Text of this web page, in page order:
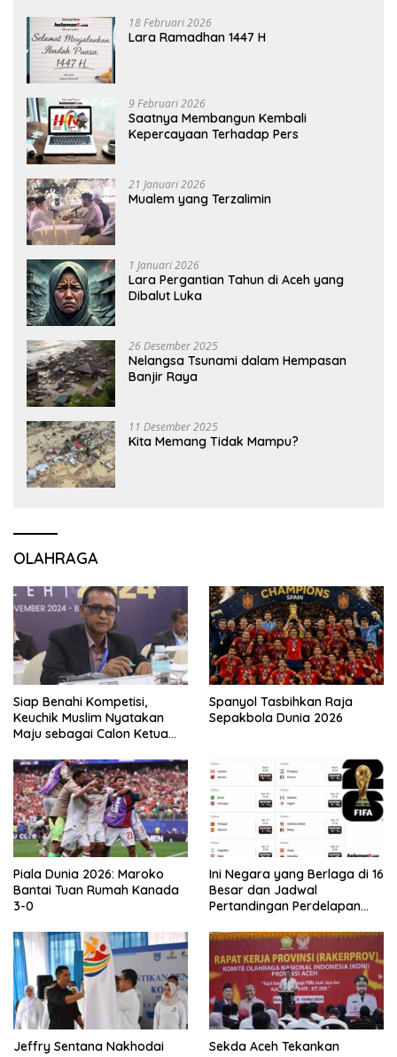
18 Februari 2026
Lara Ramadhan 1447 H
9 Februari 2026
Saatnya Membangun Kembali
Kepercayaan Terhadap Pers
21 Januari 2026
Mualem yang Terzalimin
1 Januari 2026
Lara Pergantian Tahun di Aceh yang
Dibalut Luka
26 Desember 2025
Nelangsa Tsunami dalam Hempasan
Banjir Raya
11 Desember 2025
Kita Memang Tidak Mampu?
OLAHRAGA
Siap Benahi Kompetisi,
Keuchik Muslim Nyatakan
Maju sebagai Calon Ketua
Spanyol Tasbihkan Raja
Sepakbola Dunia 2026
Piala Dunia 2026: Maroko
Bantai Tuan Rumah Kanada
3-0
Ini Negara yang Berlaga di 16
Besar dan Jadwal
Pertandingan Perdelapan
Jeffry Sentana Nakhodai
Sekda Aceh Tekankan